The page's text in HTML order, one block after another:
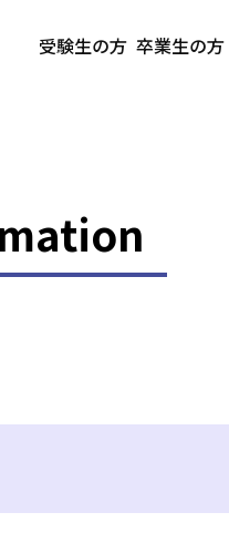
受験生の方 卒業生の方